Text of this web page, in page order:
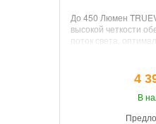
До 450 Люмен
высокой четкости
поток света,
объектов.
Рассеянный,
комбинированный
Съемный световой
возможностью
4
В